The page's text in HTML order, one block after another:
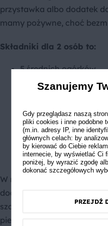
przystawka albo dodatek
mamy pożywne, choć
Składniki dla 2 osób to:
5 średnich ogórków
3 rzodkiewki
200 g kefiru
Kilka kropel soku z
1 ząbek czosnku
Pęczek koperku
W miseczce przygotuj
dodaj posiekany ząbek
szczyptą soli, cukru i skrop
pieprz i wymieszaj, a
Szanujemy
Gdy przeglądasz naszą
pliki cookies i inne podobne
(m.in. adresy IP, inne
głównych celach: by
by kierować do Ciebie
internecie, by wyświetlać Ci
poniżej, by wyrazić zgodę
dokonać szczegółowych
PRZEJDŹ